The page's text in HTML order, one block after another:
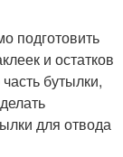
подготовить
и остатков
бутылки,
для отвода